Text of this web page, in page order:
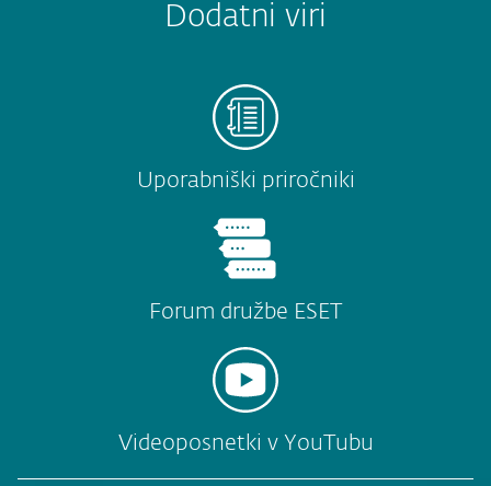
Dodatni viri
Uporabniški priročniki
Forum družbe ESET
Videoposnetki v YouTubu